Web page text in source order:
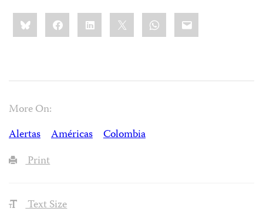
Share
this:BlueskyFacebookLinkedIn WhatsApp
Email
More On:
Alertas
Américas
Colombia
Print
Text Size